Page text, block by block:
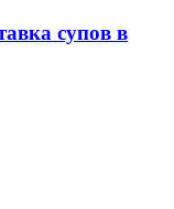
супов в